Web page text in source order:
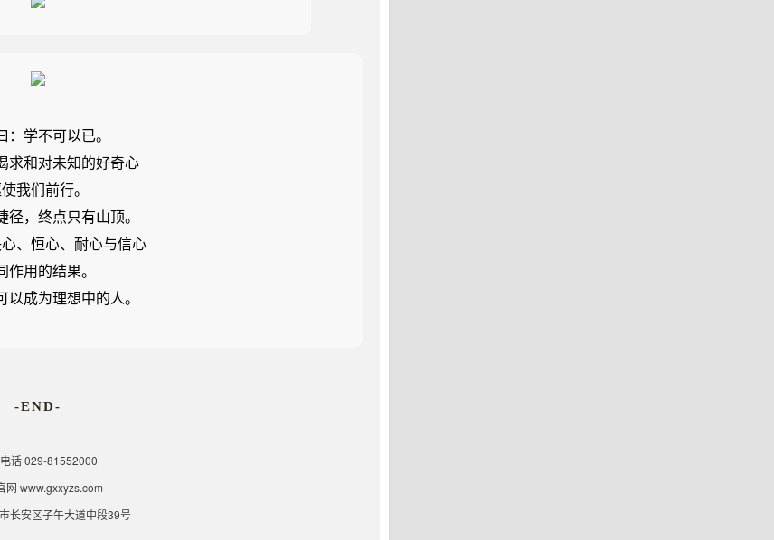
：学不可以已。
求和对未知的好奇心
我们前行。
径，终点只有山顶。
、恒心、耐心与信心
作用的结果。
以成为理想中的人。
-END-
话 029-81552000
网 www.gxxyzs.com
长安区子午大道中段39号